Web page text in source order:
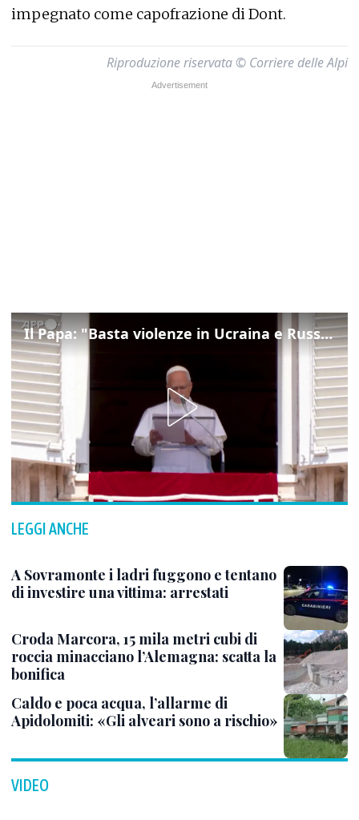
impegnato come capofrazione di Dont.
Riproduzione riservata © Corriere delle Alpi
Il Papa: "Basta violenze in Ucraina e Russia, spazio a diplomazia"
LEGGI ANCHE
A Sovramonte i ladri fuggono e tentano
di investire una vittima: arrestati
Croda Marcora, 15 mila metri cubi di
roccia minacciano l’Alemagna: scatta la
bonifica
Caldo e poca acqua, l’allarme di
Apidolomiti: «Gli alveari sono a rischio»
VIDEO